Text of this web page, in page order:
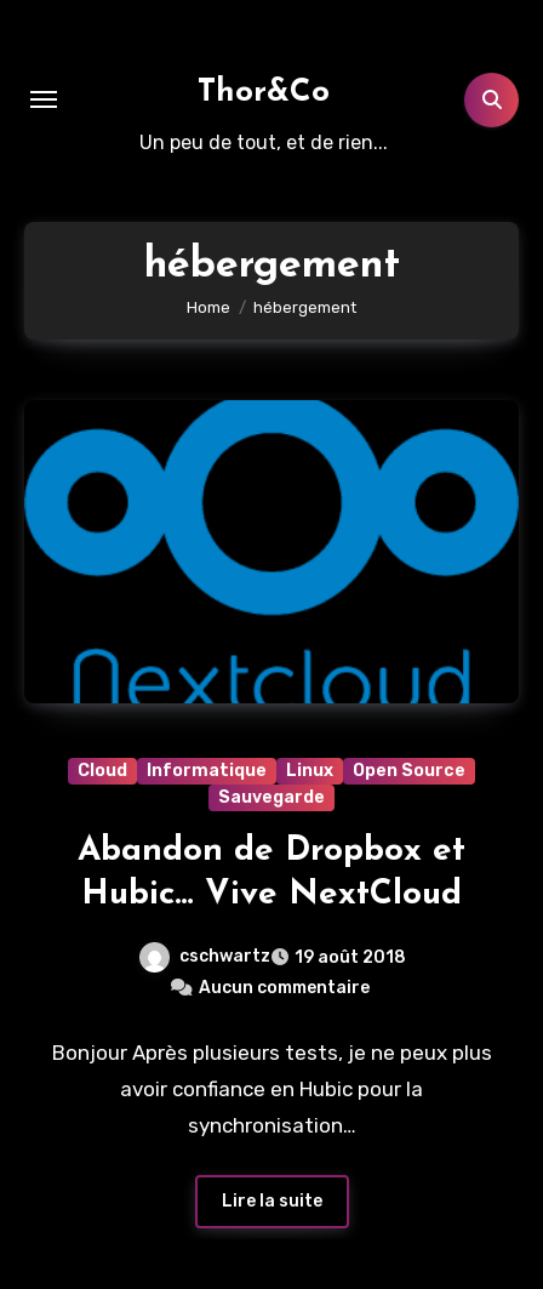
Thor&Co
Un peu de tout, et de rien...
hébergement
Home hébergement
Cloud Informatique Linux
Open Source
Sauvegarde
Abandon de Dropbox et
Hubic… Vive NextCloud
cschwartz
19 août 2018
Aucun commentaire
Bonjour Après plusieurs tests, je ne peux plus
avoir confiance en Hubic pour la
synchronisation…
Lire la suite